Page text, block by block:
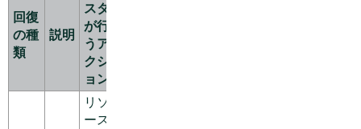
回復
の種
類
説明
スタ
が行
うア
クシ
ョン
リソ
ース